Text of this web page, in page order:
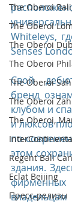
The Oberoi
The Oberoi
The Oberoi
The Oberoi
The Oberoi
The Oberoi
The Oberoi,
Regent Bali
Eclat Beijing
Пресс-релизы
Whiteleys,
Senses
Свой
бренд
клубом и
и люксов
по-
этом
здания.